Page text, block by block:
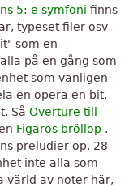
5: e symfoni finns
typeset filer osv
som en
på en gång som
som vanligen
en opera en bit,
Så Overture till
Figaros bröllop .
preludier op. 28
inte alla som
värld av noter här,